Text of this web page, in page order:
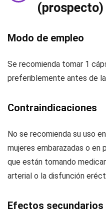
(prospecto)
Modo de empleo
Se recomienda tomar 1
preferiblemente antes de
Contraindicaciones
No se recomienda su uso
mujeres embarazadas o en
que están tomando
arterial o la disfunción
Efectos secundarios